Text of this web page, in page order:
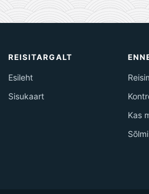
REISITARGALT
Esileht
Sisukaart
Kas